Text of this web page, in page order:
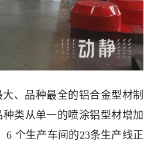
、品种最全的铝合金型材制
类从单一的喷涂铝型材增加
6 个生产车间的23条生产线正